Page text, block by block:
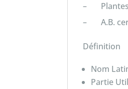
– Plantes
– A.B.
Définition
Nom
Partie